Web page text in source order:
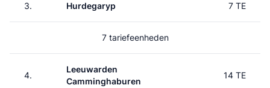
3. Hurdegaryp 7 TE
7 tariefeenheden
4.
Leeuwarden
Camminghaburen
14 TE